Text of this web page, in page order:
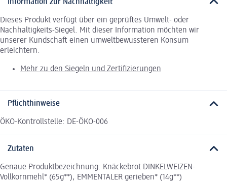
Information zur Nachhaltigkeit
Dieses Produkt verfügt über ein geprüftes Umwelt- oder
Nachhaltigkeits-Siegel. Mit dieser Information möchten wir
unserer Kundschaft einen umweltbewussteren Konsum
erleichtern.
Mehr zu den Siegeln und Zertifizierungen
Pflichthinweise
ÖKO-Kontrollstelle: DE-ÖKO-006
Zutaten
Genaue Produktbezeichnung: Knäckebrot DINKELWEIZEN-
Vollkornmehl* (65g**), EMMENTALER gerieben* (14g**)